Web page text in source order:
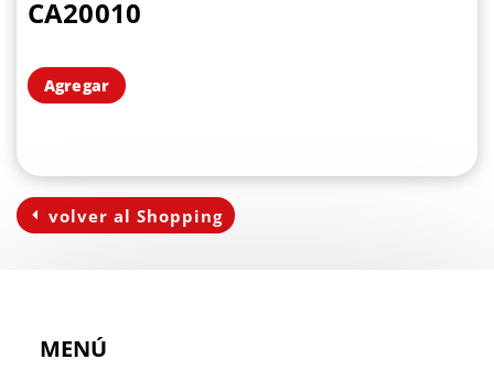
CA20010
Agregar
volver al Shopping
MENÚ